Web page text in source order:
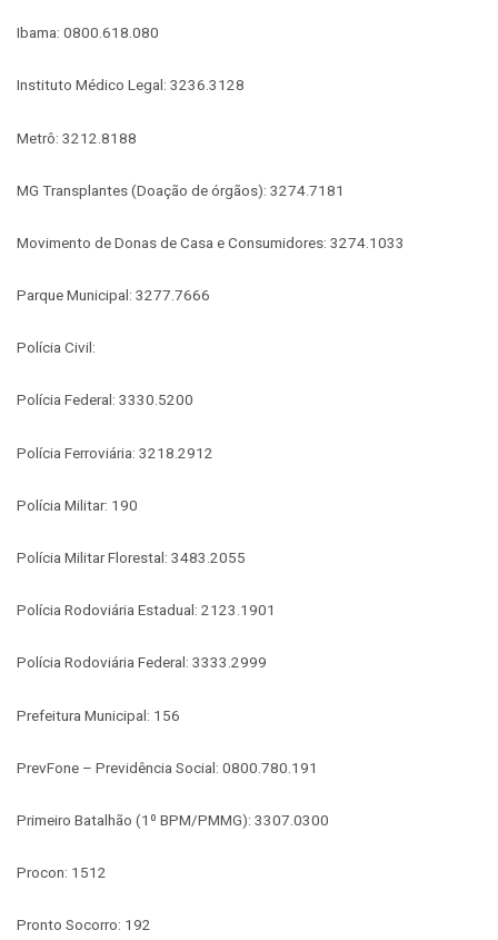
Ibama: 0800.618.080
Instituto Médico Legal: 3236.3128
Metrô: 3212.8188
MG Transplantes (Doação de órgãos): 3274.7181
Movimento de Donas de Casa e Consumidores: 3274.1033
Parque Municipal: 3277.7666
Polícia Civil:
Polícia Federal: 3330.5200
Polícia Ferroviária: 3218.2912
Polícia Militar: 190
Polícia Militar Florestal: 3483.2055
Polícia Rodoviária Estadual: 2123.1901
Polícia Rodoviária Federal: 3333.2999
Prefeitura Municipal: 156
PrevFone – Previdência Social: 0800.780.191
Primeiro Batalhão (1º BPM/PMMG): 3307.0300
Procon: 1512
Pronto Socorro: 192